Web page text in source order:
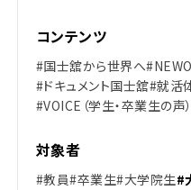
コンテンツ
#国士舘から世界へ
#ドキュメント国士舘#就活
#VOICE（学生・卒業生の声）
対象者
#教員#卒業生#大学院生#